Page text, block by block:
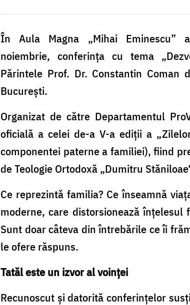
În Aula Magna „Mihai
noiembrie, conferința cu tema
Părintele Prof. Dr. Constantin Coman
București.
Organizat de către Departamentul
oficială a celei de-a V-a ediții a
componentei paterne a familiei), fiind
de Teologie Ortodoxă „Dumitru
Ce reprezintă familia? Ce înseamnă
moderne, care distorsionează
Sunt doar câteva din întrebările ce îi
le ofere răspuns.
Tatăl este un izvor al voinței
Recunoscut și datorită conferinţelor